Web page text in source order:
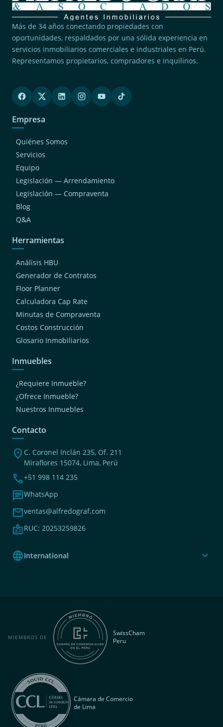
Más de 34 años conectando propiedades con
oportunidades, respaldados por una sólida experiencia en
servicios inmobiliarios comerciales e industriales en Perú.
Representamos propietarios, compradores e inquilinos.
Empresa
Quiénes Somos
Servicios
Equipo
Legislación — Arrendamiento
Legislación — Compraventa
Blog
Q&A
Herramientas
Análisis HBU
Generador de Contratos
Floor Planner
Calculadora Cap Rate
Minutas de Compraventa
Costos Construcción
Glosario Inmobiliarios
Inmuebles
¿Requiere Inmueble?
¿Ofrece Inmueble?
Nuestros Inmuebles
Contacto
location_on C. Coronel Inclán 235, Of. 211
Miraflores 15074, Lima, Perú
phone+51 998 114 235
chatWhatsApp
mailventas@alfredograf.com
badgeRUC: 20253259826
languageInternational expand_more
MIEMBROS DE
SwissCham
Peru
Cámara de Comercio
de Lima